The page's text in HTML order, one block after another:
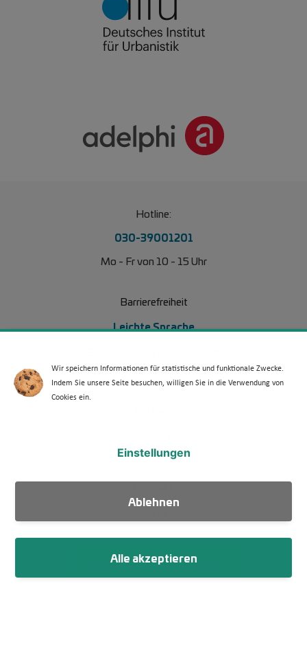
Hotline:
030-39001201
Mo - Fr von 10 - 15 Uhr
Barrierefreiheit
Leichte Sprache
Barriere melden
Über uns
Newsletter abonnieren
Wir speichern Informationen für statistische und funktionale Zwecke.
Indem Sie unsere Seite besuchen, willigen Sie in die Verwendung von
Cookies ein.
Ablehnen
Einstellungen
Alle akzeptieren